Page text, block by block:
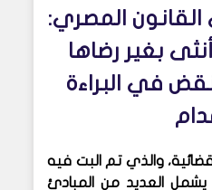
المصري:
بغير رضاها
في البراءة
رقم 11424 لسنة 89 قضائية، والذي تم البت فيه
جلسة 29 مارس 2022، يشمل العديد من المبادئ